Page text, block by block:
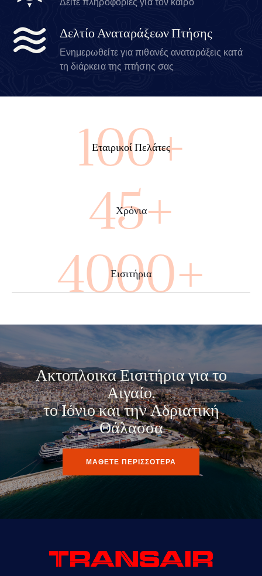
Δελτίο Αναταράξεων Πτήσης
Ενημερωθείτε για πιθανές αναταράξεις κατά
τη διάρκεια της πτήσης σας
100+
Εταιρικοί Πελάτες
45+
Χρόνια
4000+
Εισιτήρια
Ακτοπλοικα Εισιτήρια για το
Αιγαίο,
το Ιόνιο και την Αδριατική
Θάλασσα
ΜΑΘΕΤΕ ΠΕΡΙΣΣΟΤΕΡΑ